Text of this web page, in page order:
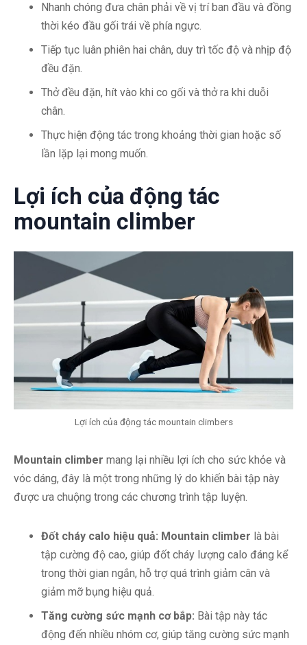
Nhanh chóng đưa chân phải về vị trí ban đầu và đồng
thời kéo đầu gối trái về phía ngực.
Tiếp tục luân phiên hai chân, duy trì tốc độ và nhịp độ
đều đặn.
Thở đều đặn, hít vào khi co gối và thở ra khi duỗi
chân.
Thực hiện động tác trong khoảng thời gian hoặc số
lần lặp lại mong muốn.
Lợi ích của động tác
mountain climber
Lợi ích của động tác mountain climbers
Mountain climber mang lại nhiều lợi ích cho sức khỏe và
vóc dáng, đây là một trong những lý do khiến bài tập này
được ưa chuộng trong các chương trình tập luyện.
Đốt cháy calo hiệu quả: Mountain climber là bài
tập cường độ cao, giúp đốt cháy lượng calo đáng kể
trong thời gian ngắn, hỗ trợ quá trình giảm cân và
giảm mỡ bụng hiệu quả.
Tăng cường sức mạnh cơ bắp: Bài tập này tác
động đến nhiều nhóm cơ, giúp tăng cường sức mạnh